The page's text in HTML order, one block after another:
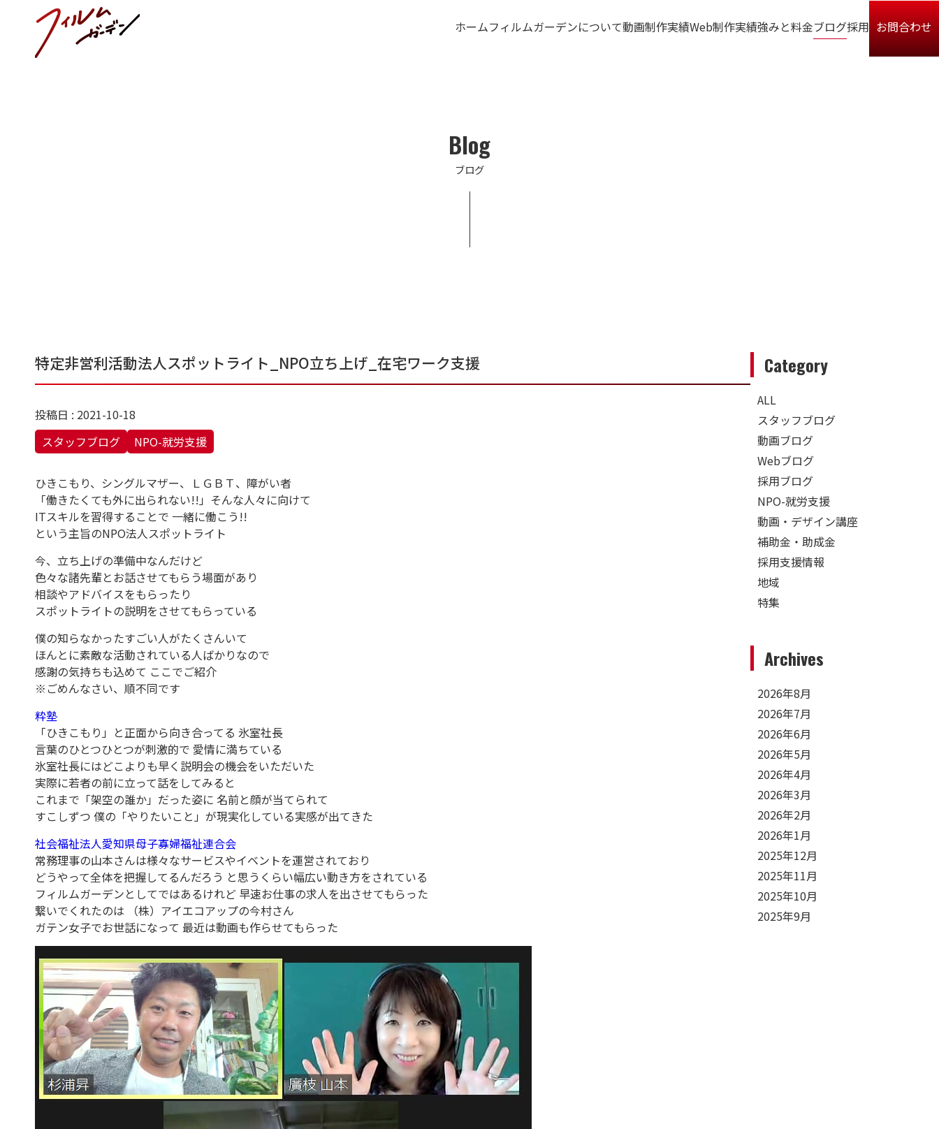
ホームフィルムガーデンについて動画制作実績Web制作実績強みと料金ブログ採用 お問合わせ
Blog
ブログ
Category
ALL
スタッフブログ
動画ブログ
Webブログ
採用ブログ
NPO-就労支援
動画・デザイン講座
補助金・助成金
採用支援情報
地域
特集
Archives
2026年8月
2026年7月
2026年6月
2026年5月
2026年4月
2026年3月
2026年2月
2026年1月
2025年12月
2025年11月
2025年10月
2025年9月
特定非営利活動法人スポットライト_NPO立ち上げ_在宅ワーク支援
投稿日 : 2021-10-18
スタッフブログ
NPO-就労支援
ひきこもり、シングルマザー、ＬＧＢＴ、障がい者
「働きたくても外に出られない!!」そんな人々に向けて
ITスキルを習得することで 一緒に働こう!!
という主旨のNPO法人スポットライト
今、立ち上げの準備中なんだけど
色々な諸先輩とお話させてもらう場面があり
相談やアドバイスをもらったり
スポットライトの説明をさせてもらっている
僕の知らなかったすごい人がたくさんいて
ほんとに素敵な活動されている人ばかりなので
感謝の気持ちも込めて ここでご紹介
※ごめんなさい、順不同です
粋塾
「ひきこもり」と正面から向き合ってる 氷室社長
言葉のひとつひとつが刺激的で 愛情に満ちている
氷室社長にはどこよりも早く説明会の機会をいただいた
実際に若者の前に立って話をしてみると
これまで「架空の誰か」だった姿に 名前と顔が当てられて
すこしずつ 僕の「やりたいこと」が現実化している実感が出てきた
社会福祉法人愛知県母子寡婦福祉連合会
常務理事の山本さんは様々なサービスやイベントを運営されており
どうやって全体を把握してるんだろう と思うくらい幅広い動き方をされている
フィルムガーデンとしてではあるけれど 早速お仕事の求人を出させてもらった
繋いでくれたのは （株）アイエコアップの今村さん
ガテン女子でお世話になって 最近は動画も作らせてもらった